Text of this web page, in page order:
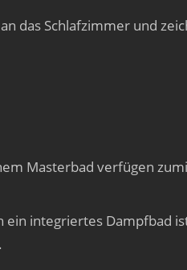
das Schlafzimmer und
Masterbad verfügen
integriertes Dampfbad